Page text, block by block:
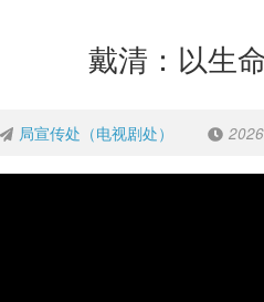
戴清：以生
局宣传处（电视剧处）